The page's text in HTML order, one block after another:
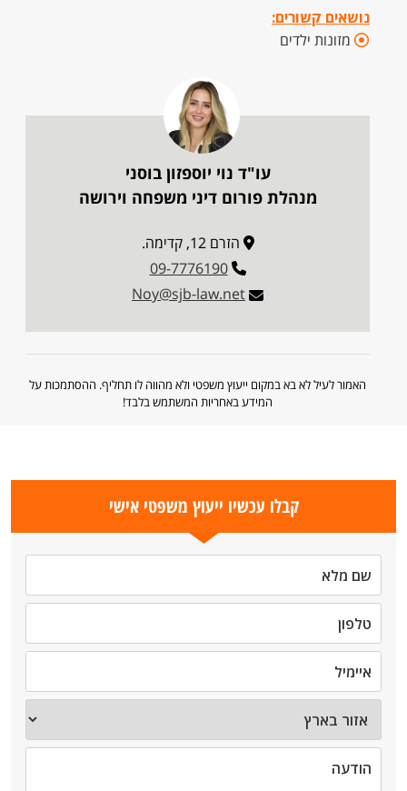
נושאים קשורים:
מזונות ילדים
עו"ד נוי יוספזון בוסני
מנהלת פורום דיני משפחה וירושה
הזרם 12, קדימה.
09-7776190
Noy@sjb-law.net
האמור לעיל לא בא במקום ייעוץ משפטי ולא מהווה לו תחליף. ההסתמכות על
המידע באחריות המשתמש בלבד!
קבלו עכשיו ייעוץ משפטי אישי